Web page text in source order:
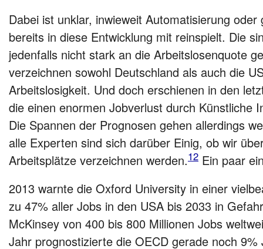
Dabei ist unklar, inwieweit Automatisierung oder
bereits in diese Entwicklung mit reinspielt. Die
jedenfalls nicht stark an die Arbeitslosenquote
verzeichnen sowohl Deutschland als auch die
Arbeitslosigkeit. Und doch erschienen in den
die einen enormen Jobverlust durch Künstliche
Die Spannen der Prognosen gehen allerdings
alle Experten sind sich darüber Einig, ob wir
Arbeitsplätze verzeichnen werden.12 Ein paar
2013 warnte die Oxford University in einer
zu 47% aller Jobs in den USA bis 2033 in
McKinsey von 400 bis 800 Millionen Jobs
Jahr prognostizierte die OECD gerade noch 9%